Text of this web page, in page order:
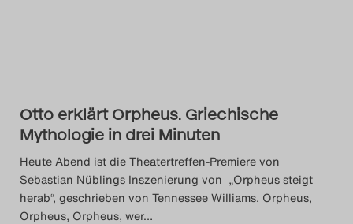
Otto erklärt Orpheus. Griechische
Mythologie in drei Minuten
Heute Abend ist die Theatertreffen-Premiere von
Sebastian Nüblings Inszenierung von „Orpheus steigt
herab“, geschrieben von Tennessee Williams. Orpheus,
Orpheus, Orpheus, wer…